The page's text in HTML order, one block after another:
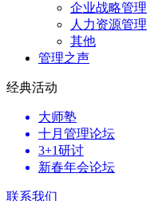
企业战略管理
人力资源管理
其他
管理之声
经典活动
大师塾
十月管理论坛
3+1研讨
新春年会论坛
联系我们